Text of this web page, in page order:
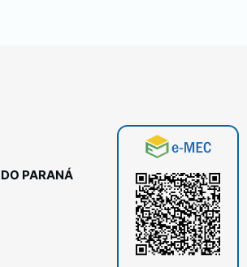
PARANÁ